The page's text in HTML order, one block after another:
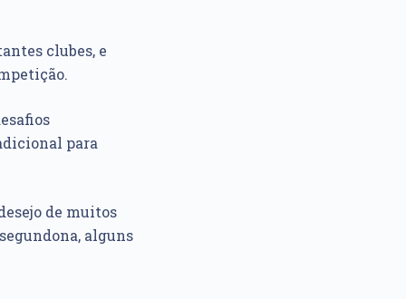
clubes, e
para
de muitos
alguns